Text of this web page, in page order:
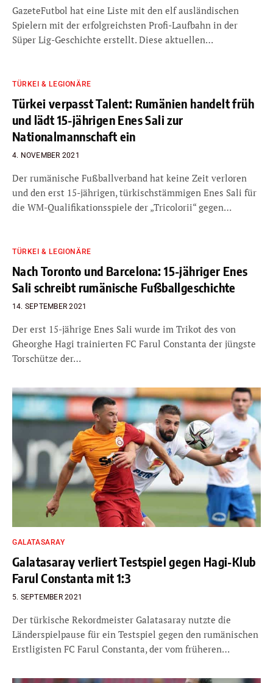
GazeteFutbol hat eine Liste mit den elf ausländischen
Spielern mit der erfolgreichsten Profi-Laufbahn in der
Süper Lig-Geschichte erstellt. Diese aktuellen…
TÜRKEI & LEGIONÄRE
Türkei verpasst Talent: Rumänien handelt früh
und lädt 15-jährigen Enes Sali zur
Nationalmannschaft ein
4. NOVEMBER 2021
Der rumänische Fußballverband hat keine Zeit verloren
und den erst 15-jährigen, türkischstämmigen Enes Sali für
die WM-Qualifikationsspiele der „Tricolorii“ gegen…
TÜRKEI & LEGIONÄRE
Nach Toronto und Barcelona: 15-jähriger Enes
Sali schreibt rumänische Fußballgeschichte
14. SEPTEMBER 2021
Der erst 15-jährige Enes Sali wurde im Trikot des von
Gheorghe Hagi trainierten FC Farul Constanta der jüngste
Torschütze der…
GALATASARAY
Galatasaray verliert Testspiel gegen Hagi-Klub
Farul Constanta mit 1:3
5. SEPTEMBER 2021
Der türkische Rekordmeister Galatasaray nutzte die
Länderspielpause für ein Testspiel gegen den rumänischen
Erstligisten FC Farul Constanta, der vom früheren…